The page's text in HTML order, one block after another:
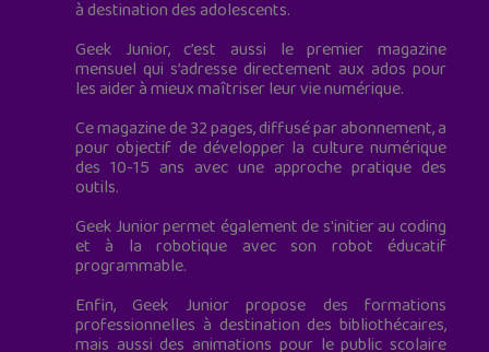
à destination des adolescents.
Geek Junior, c’est aussi le premier magazine
mensuel qui s’adresse directement aux ados pour
les aider à mieux maîtriser leur vie numérique.
Ce magazine de 32 pages, diffusé par abonnement, a
pour objectif de développer la culture numérique
des 10-15 ans avec une approche pratique des
outils.
Geek Junior permet également de s'initier au coding
et à la robotique avec son robot éducatif
programmable.
Enfin, Geek Junior propose des formations
professionnelles à destination des bibliothécaires,
mais aussi des animations pour le public scolaire